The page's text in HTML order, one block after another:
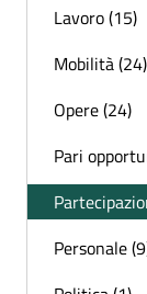
Lavoro (15)
Mobilità (24)
Opere (24)
Pari
Personale